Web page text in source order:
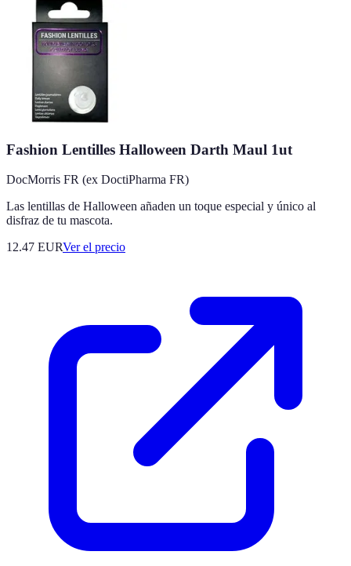
Fashion Lentilles Halloween Darth Maul 1ut
DocMorris FR (ex DoctiPharma FR)
Las lentillas de Halloween añaden un toque especial y único al
disfraz de tu mascota.
12.47 EURVer el precio